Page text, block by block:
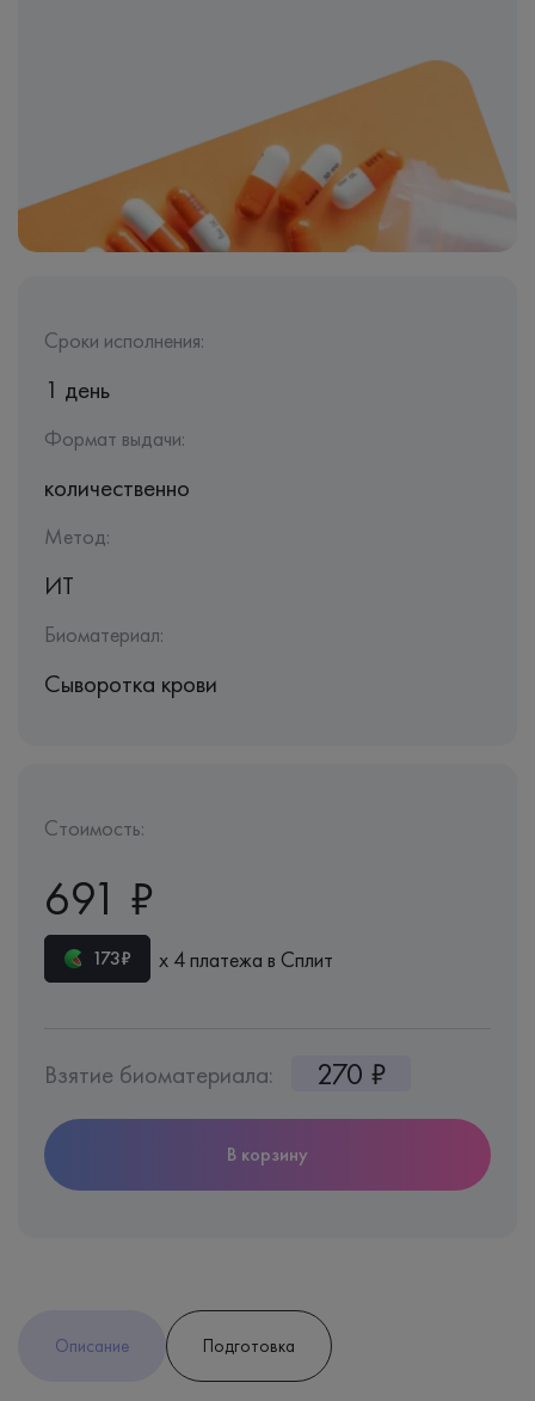
Сроки исполнения:
1 день
Формат выдачи:
количественно
Метод:
ИТ
Биоматериал:
Сыворотка крови
Стоимость:
691 ₽
173₽ х 4 платежа в Сплит
Взятие биоматериала: 270 ₽
В корзину
Описание Подготовка